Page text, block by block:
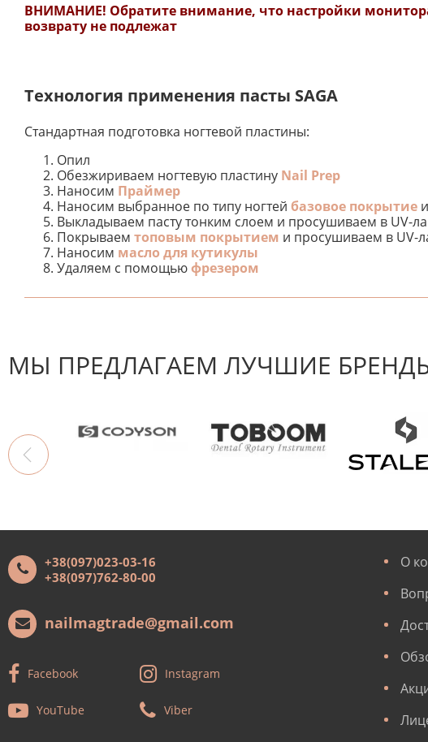
ВНИМАНИЕ! Обратите внимание, что настройки монитора
возврату не подлежат
Технология применения пасты SAGA
Стандартная подготовка ногтевой пластины:
Опил
Обезжириваем ногтевую пластину Nail Prep
Наносим Праймер
Наносим выбранное по типу ногтей базовое покрытие
Выкладываем пасту тонким слоем и просушиваем в UV-
Покрываем топовым покрытием и просушиваем в UV-
Наносим масло для кутикулы
Удаляем с помощьюфрезером
К настоящему времени нет отзывов. Вы можете стать первым!
МЫ ПРЕДЛАГАЕМ ЛУЧШИЕ
+38(097)023-03-16
+38(097)762-80-00
nailmagtrade@gmail.com
Facebook Instagram
YouTube Viber
О